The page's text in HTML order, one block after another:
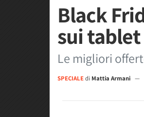
Black
sui tablet
Le migliori
SPECIALEdi Mattia Armani —